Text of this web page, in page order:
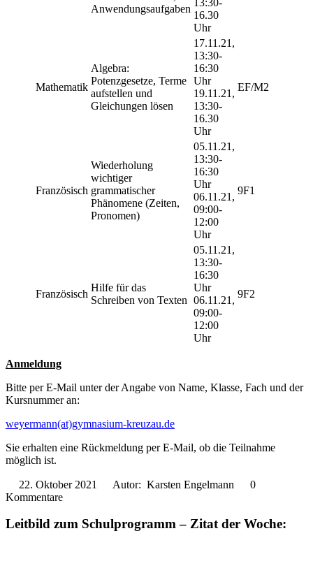
Anwendungsaufgaben
16.30
Uhr
Mathematik
Algebra:
Potenzgesetze, Terme
aufstellen und
Gleichungen lösen
17.11.21,
13:30-
16:30
Uhr
19.11.21,
13:30-
16.30
Uhr
EF/M2
Französisch
Wiederholung
wichtiger
grammatischer
Phänomene (Zeiten,
Pronomen)
05.11.21,
13:30-
16:30
Uhr
06.11.21,
09:00-
12:00
Uhr
9F1
Französisch
Hilfe für das
Schreiben von Texten
05.11.21,
13:30-
16:30
Uhr
06.11.21,
09:00-
12:00
Uhr
9F2
Anmeldung
Bitte per E-Mail unter der Angabe von Name, Klasse, Fach und der
Kursnummer an:
weyermann(at)gymnasium-kreuzau.de
Sie erhalten eine Rückmeldung per E-Mail, ob die Teilnahme
möglich ist.
22. Oktober 2021 Autor: Karsten Engelmann
0
Kommentare
Leitbild zum Schulprogramm – Zitat der Woche: